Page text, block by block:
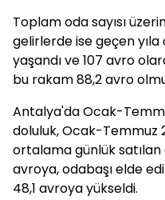
Toplam oda sayısı
gelirlerde ise geçen yıla
yaşandı ve 107 avro
bu rakam 88,2 avro
Antalya'da Ocak-
doluluk, Ocak-Temmuz
ortalama günlük
avroya, odabaşı elde
48,1 avroya yükseldi.